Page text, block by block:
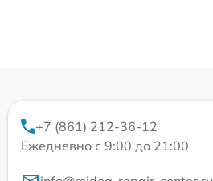
+7 (861) 212-36-12
Ежедневно с 9:00 до 21:00